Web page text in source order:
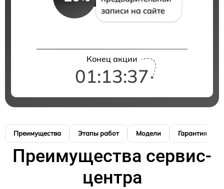
записи на сайте
Конец акции
01:13:37
Преимущества Этапы работ Модели Гарантия
Преимущества сервис-
центра